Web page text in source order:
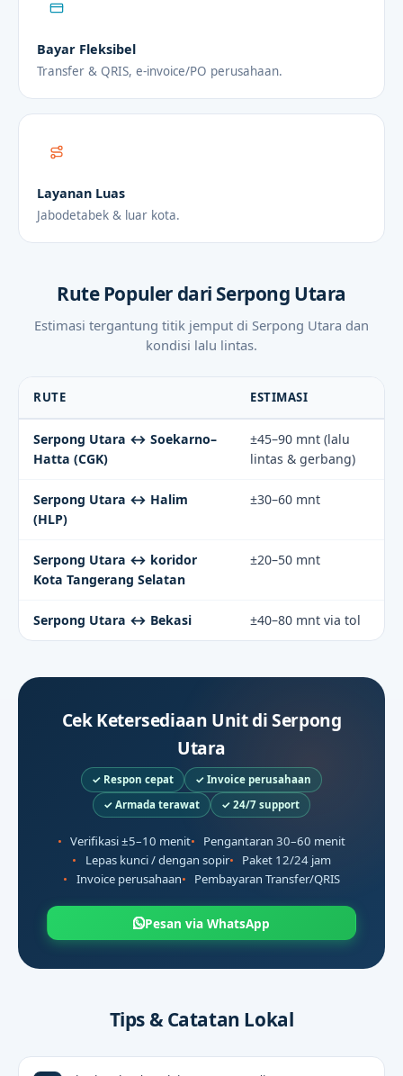
Bayar Fleksibel
Transfer & QRIS, e-invoice/PO perusahaan.
Layanan Luas
Jabodetabek & luar kota.
Rute Populer dari Serpong Utara
Estimasi tergantung titik jemput di Serpong Utara dan
kondisi lalu lintas.
RUTE ESTIMASI
Serpong Utara ↔ Soekarno–
Hatta (CGK)
±45–90 mnt (lalu
lintas & gerbang)
Serpong Utara ↔ Halim
(HLP)
±30–60 mnt
Serpong Utara ↔ koridor
Kota Tangerang Selatan
±20–50 mnt
Serpong Utara ↔ Bekasi ±40–80 mnt via tol
Cek Ketersediaan Unit di Serpong
Utara
✓ Respon cepat
✓ Invoice perusahaan
✓ Armada terawat
✓ 24/7 support
Verifikasi ±5–10 menit
Pengantaran 30–60 menit
Lepas kunci / dengan sopir
Paket 12/24 jam
Invoice perusahaan
Pembayaran Transfer/QRIS
Pesan via WhatsApp
Tips & Catatan Lokal